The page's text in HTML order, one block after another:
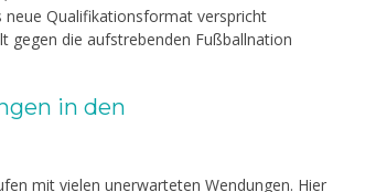
neue Qualifikationsformat verspricht
gegen die aufstrebenden Fußballnation
in den
mit vielen unerwarteten Wendungen. Hier